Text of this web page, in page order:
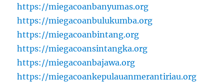
https://miegacoanbanyumas.org
https://miegacoanbulukumba.org
https://miegacoanbintang.org
https://miegacoansintangka.org
https://miegacoanbajawa.org
https://miegacoankepulauanmerantiriau.org